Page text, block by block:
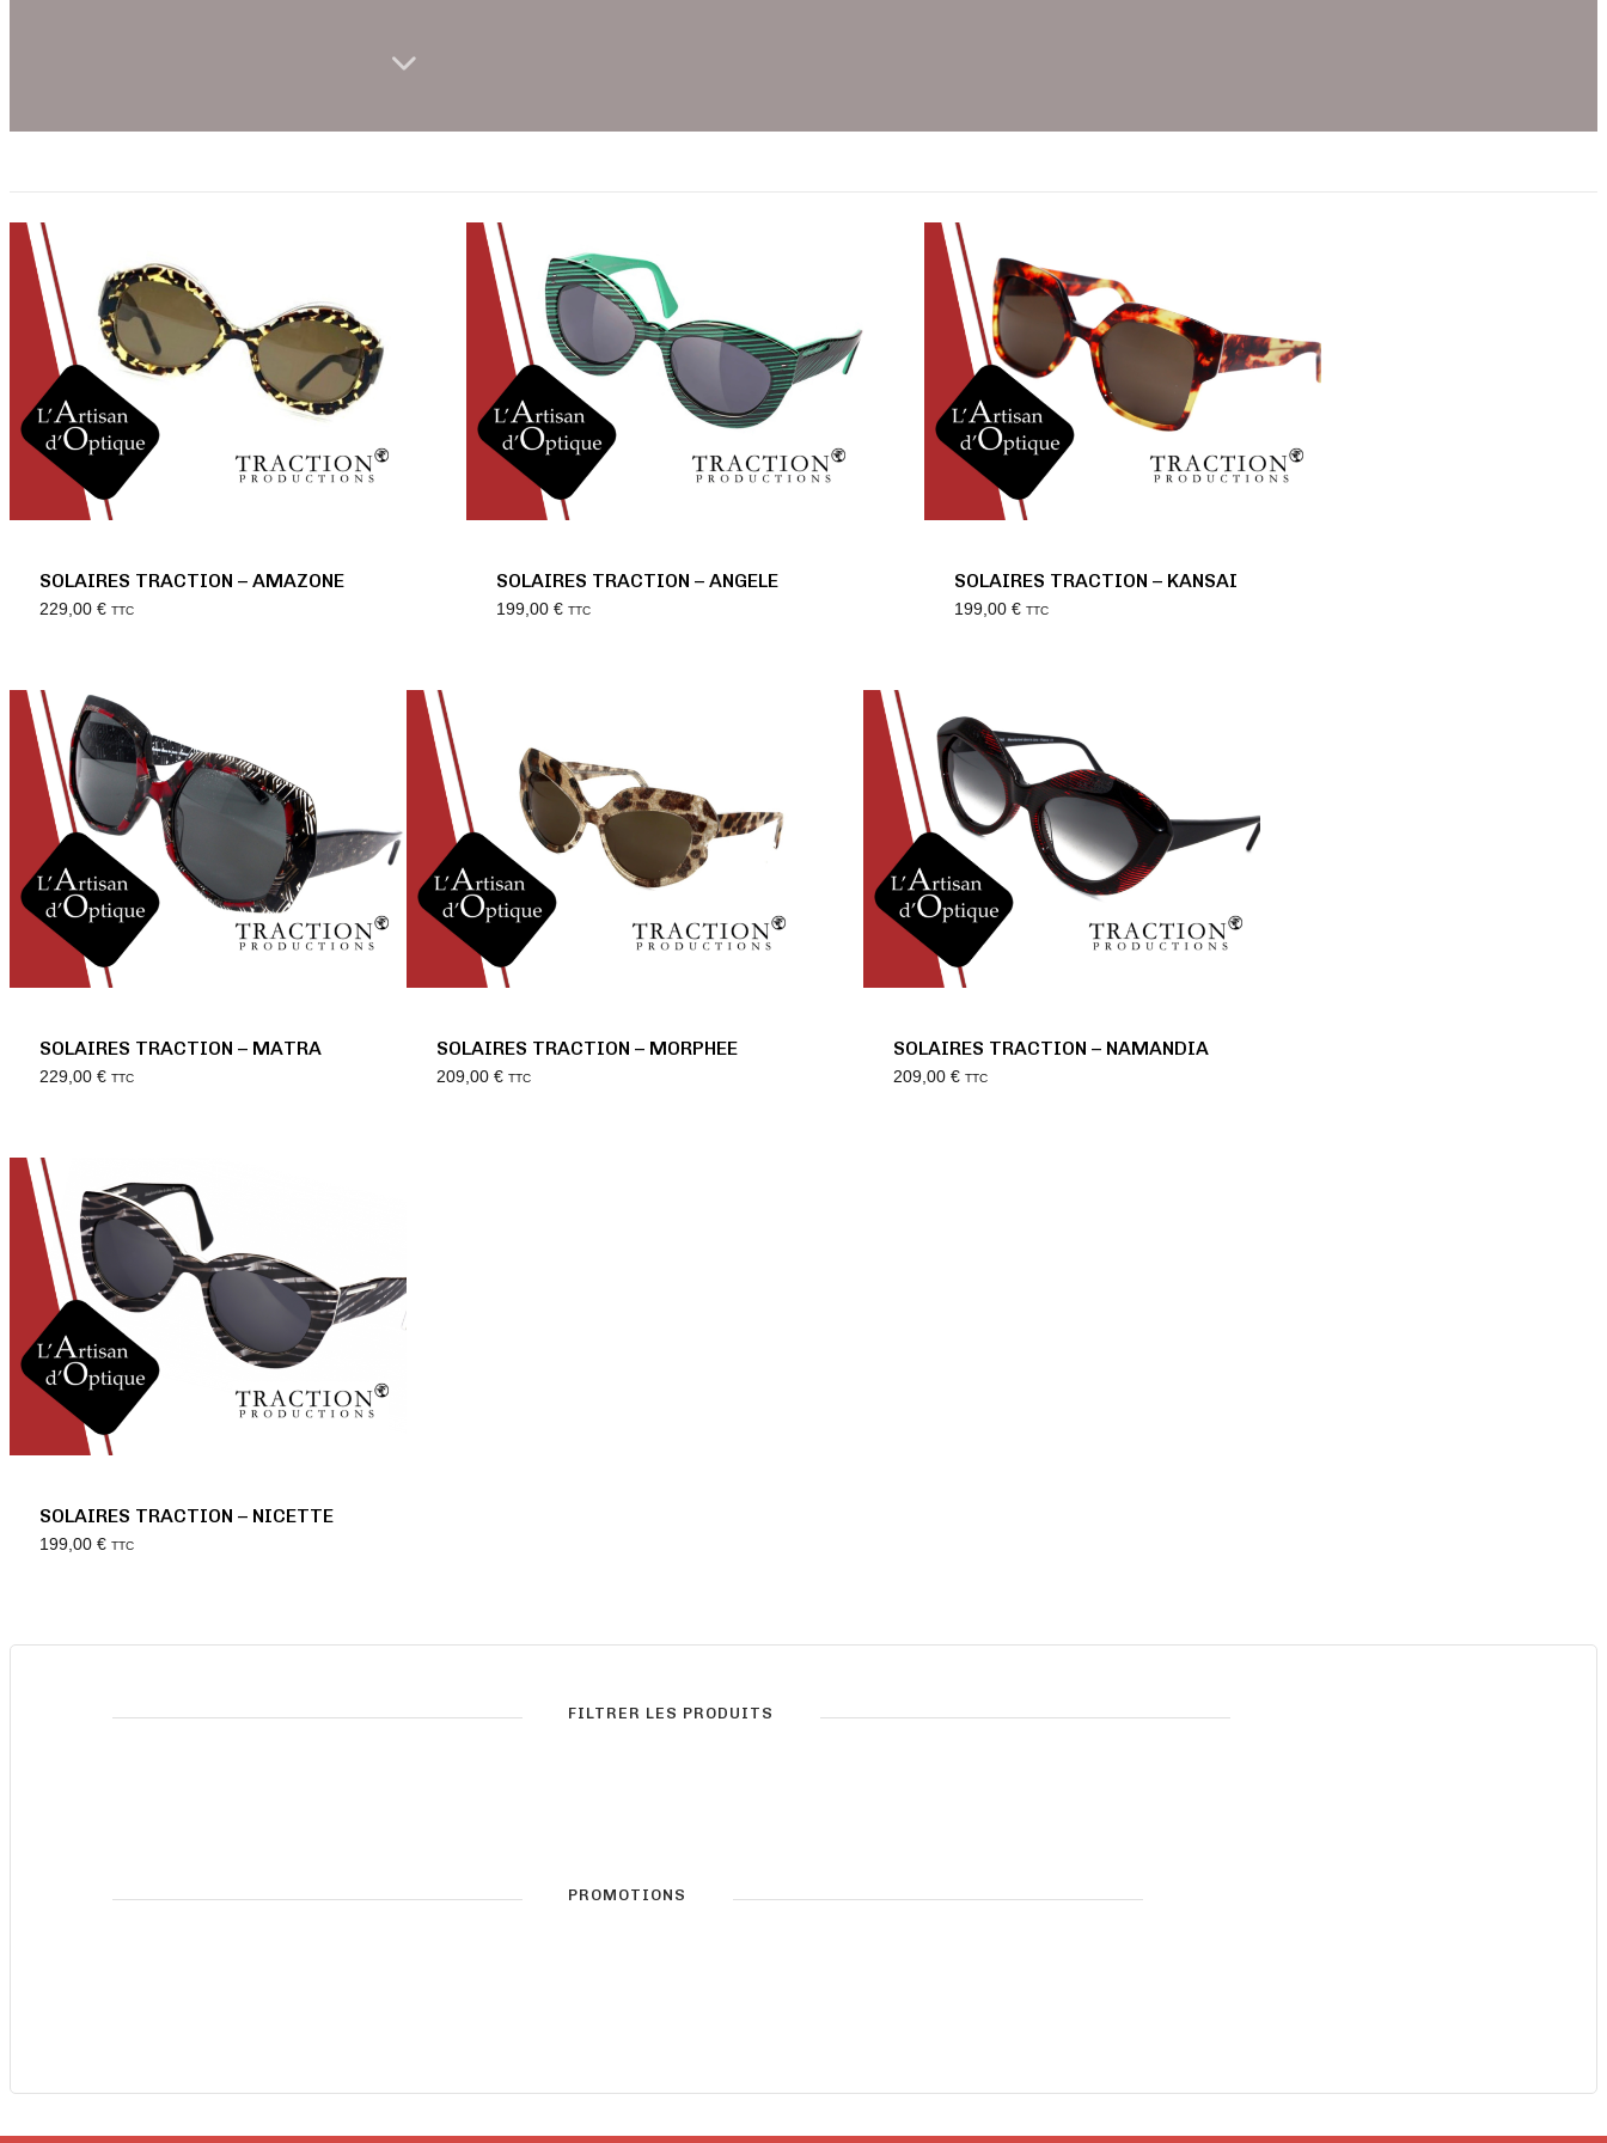
SOLAIRES TRACTION – AMAZONE
229,00 € TTC
SOLAIRES TRACTION – ANGELE
199,00€ TTC
SOLAIRES TRACTION – KANSAI
199,00 € TTC
SOLAIRES TRACTION – MATRA
229,00 € TTC
SOLAIRES TRACTION – MORPHEE
209,00 € TTC
SOLAIRES TRACTION – NAMANDIA
209,00€ TTC
SOLAIRES TRACTION – NICETTE
199,00 € TTC
FILTRER LES PRODUITS
PROMOTIONS